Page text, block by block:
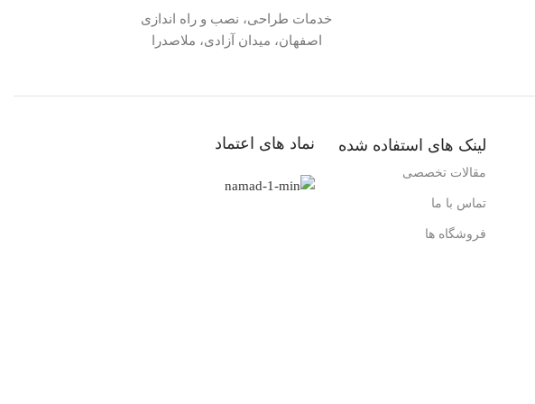
خدمات طراحی، نصب و راه اندازی
اصفهان، میدان آزادی، ملاصدرا
لینک های استفاده شده
مقالات تخصصی
تماس با ما
فروشگاه ها
نماد های اعتماد